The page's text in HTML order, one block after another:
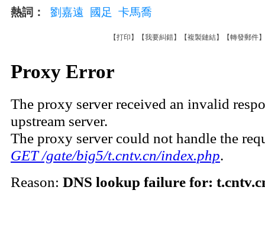
熱詞： 劉嘉遠 國足 卡馬喬
【打印 】【我要糾錯】【複製鏈結】【轉發郵件